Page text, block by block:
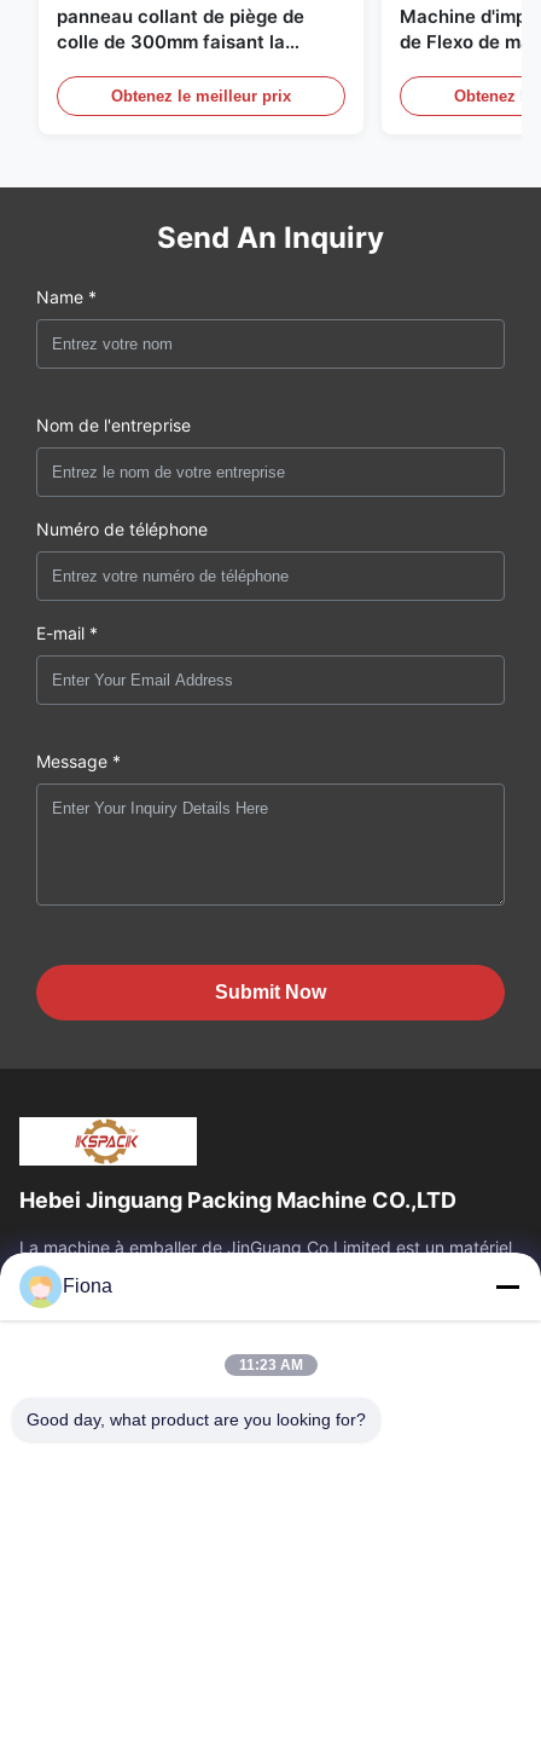
panneau collant de piège de
colle de 300mm faisant la
Obtenez le meilleur prix
Machine
de Flexo de
carton ondulé
Obtenez
Send An Inquiry
Name *
Nom de l'entreprise
Numéro de téléphone
E-mail *
Message *
Submit Now
Hebei Jinguang Packing Machine CO.,LTD
La machine à emballer de JinGuang Co.Limited est un matériel
d'impression ondulé professionnel de carton et des machines
relatives pour la...
Liens Rapides
Produits
Au Sujet De Nous
Visite D'usine
Fiona
11:23 AM
Good day, what product are you looking for?